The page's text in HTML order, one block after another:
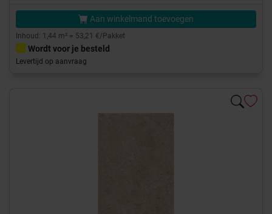
Aan winkelmand toevoegen
Inhoud: 1,44 m² = 53,21 €/Pakket
Wordt voor je besteld
Levertijd op aanvraag